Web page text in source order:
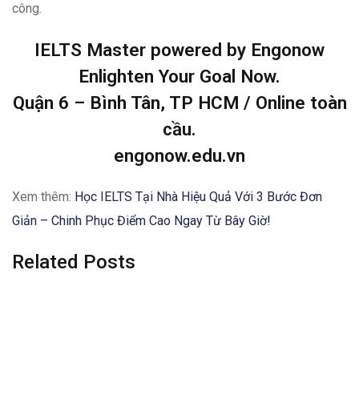
công.
IELTS Master powered by Engonow
Enlighten Your Goal Now.
Quận 6 – Bình Tân, TP HCM / Online toàn
cầu.
engonow.edu.vn
Xem thêm: Học IELTS Tại Nhà Hiệu Quả Với 3 Bước Đơn
Giản – Chinh Phục Điểm Cao Ngay Từ Bây Giờ!
Related Posts